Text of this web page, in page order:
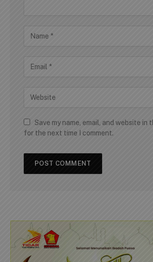
Save my name, email, and website in
for the next time I comment.